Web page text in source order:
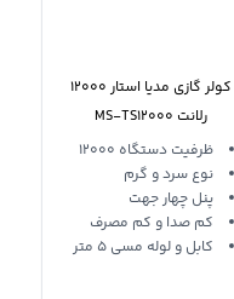
کولر گازی مدیا استار 12000
رلانت MS-TS12000
RELANT
ظرفیت دستگاه 12000
نوع سرد و گرم
پنل چهار جهت
کم صدا و کم مصرف
کابل و لوله مسی 5 متر